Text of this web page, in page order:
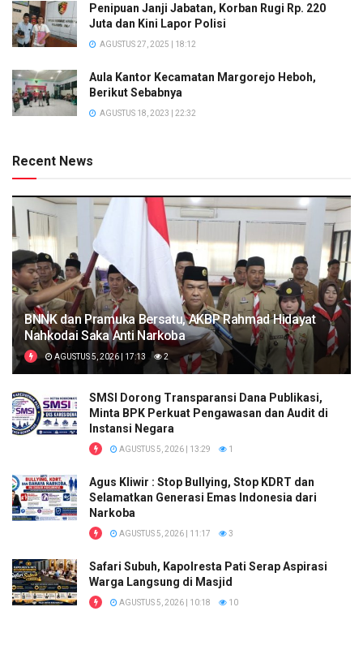
Penipuan Janji Jabatan, Korban Rugi Rp. 220
Juta dan Kini Lapor Polisi
AGUSTUS 27, 2025 | 18:12
Aula Kantor Kecamatan Margorejo Heboh,
Berikut Sebabnya
AGUSTUS 18, 2023 | 22:32
Recent News
BNNK dan Pramuka Bersatu, AKBP Rahmad Hidayat
Nahkodai Saka Anti Narkoba
AGUSTUS 5, 2026 | 17:13 2
SMSI Dorong Transparansi Dana Publikasi,
Minta BPK Perkuat Pengawasan dan Audit di
Instansi Negara
AGUSTUS 5, 2026 | 13:29 1
Agus Kliwir : Stop Bullying, Stop KDRT dan
Selamatkan Generasi Emas Indonesia dari
Narkoba
AGUSTUS 5, 2026 | 11:17 3
Safari Subuh, Kapolresta Pati Serap Aspirasi
Warga Langsung di Masjid
AGUSTUS 5, 2026 | 10:18 10